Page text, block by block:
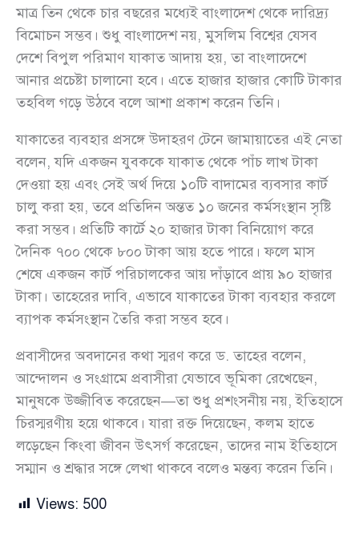
মাত্র তিন থেকে চার বছরের মধ্যেই বাংলাদেশ থেকে দারিদ্র্য
বিমোচন সম্ভব। শুধু বাংলাদেশ নয়, মুসলিম বিশ্বের যেসব
দেশে বিপুল পরিমাণ যাকাত আদায় হয়, তা বাংলাদেশে
আনার প্রচেষ্টা চালানো হবে। এতে হাজার হাজার কোটি টাকার
তহবিল গড়ে উঠবে বলে আশা প্রকাশ করেন তিনি।
যাকাতের ব্যবহার প্রসঙ্গে উদাহরণ টেনে জামায়াতের এই নেতা
বলেন, যদি একজন যুবককে যাকাত থেকে পাঁচ লাখ টাকা
দেওয়া হয় এবং সেই অর্থ দিয়ে ১০টি বাদামের ব্যবসার কার্ট
চালু করা হয়, তবে প্রতিদিন অন্তত ১০ জনের কর্মসংস্থান সৃষ্টি
করা সম্ভব। প্রতিটি কার্টে ২০ হাজার টাকা বিনিয়োগ করে
দৈনিক ৭০০ থেকে ৮০০ টাকা আয় হতে পারে। ফলে মাস
শেষে একজন কার্ট পরিচালকের আয় দাঁড়াবে প্রায় ৯০ হাজার
টাকা। তাহেরের দাবি, এভাবে যাকাতের টাকা ব্যবহার করলে
ব্যাপক কর্মসংস্থান তৈরি করা সম্ভব হবে।
প্রবাসীদের অবদানের কথা স্মরণ করে ড. তাহের বলেন,
আন্দোলন ও সংগ্রামে প্রবাসীরা যেভাবে ভূমিকা রেখেছেন,
মানুষকে উজ্জীবিত করেছেন—তা শুধু প্রশংসনীয় নয়, ইতিহাসে
চিরস্মরণীয় হয়ে থাকবে। যারা রক্ত দিয়েছেন, কলম হাতে
লড়েছেন কিংবা জীবন উৎসর্গ করেছেন, তাদের নাম ইতিহাসে
সম্মান ও শ্রদ্ধার সঙ্গে লেখা থাকবে বলেও মন্তব্য করেন তিনি।
Views: 500